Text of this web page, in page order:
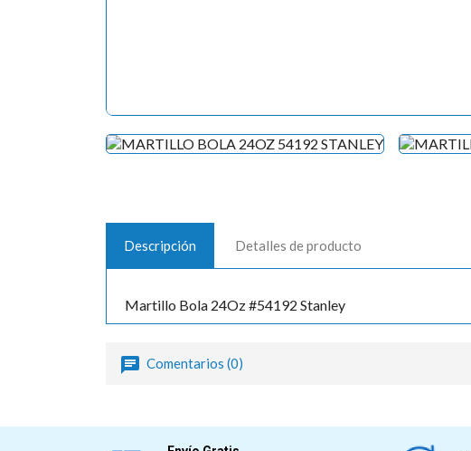
Descripción Detalles de producto
Martillo Bola 24Oz #54192 Stanley
Comentarios (0)